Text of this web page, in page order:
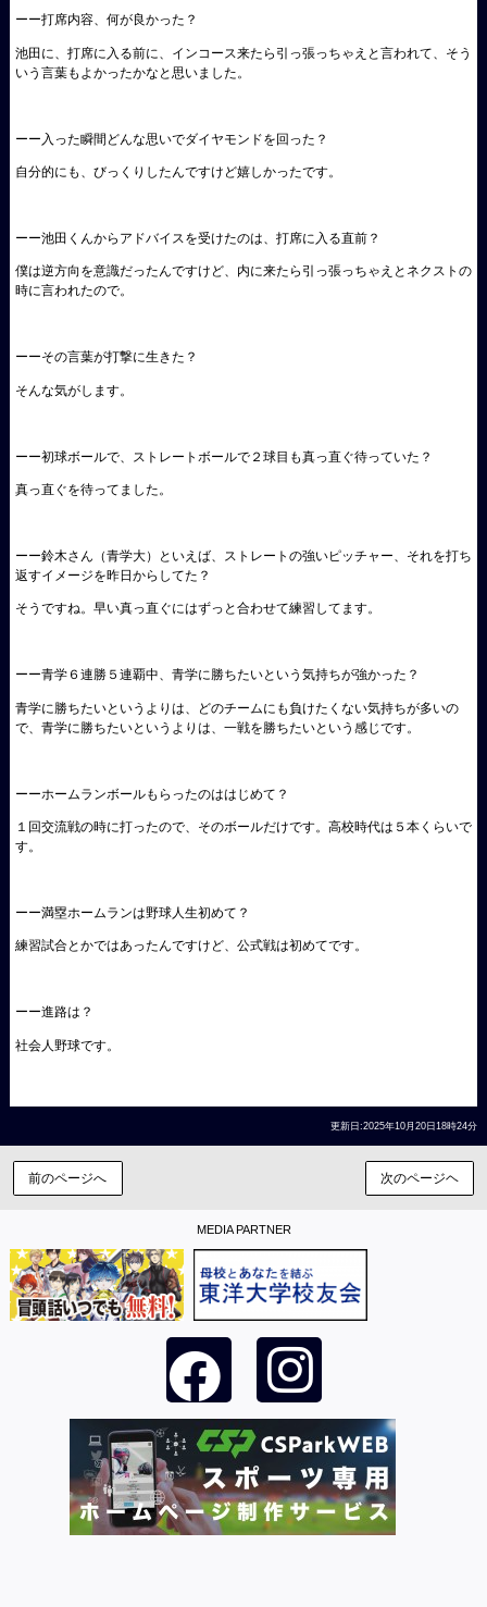
ーー打席内容、何が良かった？
池田に、打席に入る前に、インコース来たら引っ張っちゃえと言われて、そう
いう言葉もよかったかなと思いました。
ーー入った瞬間どんな思いでダイヤモンドを回った？
自分的にも、びっくりしたんですけど嬉しかったです。
ーー池田くんからアドバイスを受けたのは、打席に入る直前？
僕は逆方向を意識だったんですけど、内に来たら引っ張っちゃえとネクストの
時に言われたので。
ーーその言葉が打撃に生きた？
そんな気がします。
ーー初球ボールで、ストレートボールで２球目も真っ直ぐ待っていた？
真っ直ぐを待ってました。
ーー鈴木さん（青学大）といえば、ストレートの強いピッチャー、それを打ち
返すイメージを昨日からしてた？
そうですね。早い真っ直ぐにはずっと合わせて練習してます。
ーー青学６連勝５連覇中、青学に勝ちたいという気持ちが強かった？
青学に勝ちたいというよりは、どのチームにも負けたくない気持ちが多いの
で、青学に勝ちたいというよりは、一戦を勝ちたいという感じです。
ーーホームランボールもらったのははじめて？
１回交流戦の時に打ったので、そのボールだけです。高校時代は５本くらいで
す。
ーー満塁ホームランは野球人生初めて？
練習試合とかではあったんですけど、公式戦は初めてです。
ーー進路は？
社会人野球です。
更新日:2025年10月20日18時24分
前のページへ 次のページヘ
MEDIA PARTNER